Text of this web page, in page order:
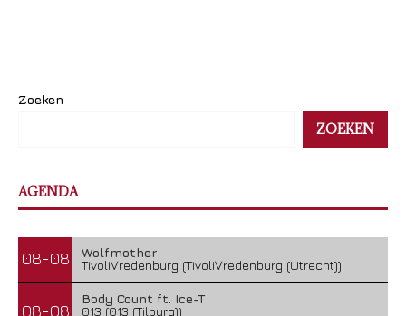
Zoeken
ZOEKEN
AGENDA
08-08
Wolfmother
TivoliVredenburg (TivoliVredenburg (Utrecht))
08-08
Body Count ft. Ice-T
013 (013 (Tilburg))